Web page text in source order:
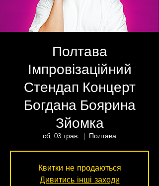
Полтава
Імпровізаційний
Стендап Концерт
Богдана Боярина
Зйомка
сб, 03 трав.
  |
Полтава
Квитки не продаються
Дивитись інші заходи